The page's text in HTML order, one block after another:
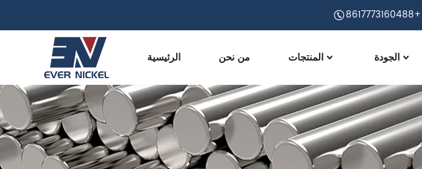
+8617773160488
الرئيسية من نحن المنتجات الجودة